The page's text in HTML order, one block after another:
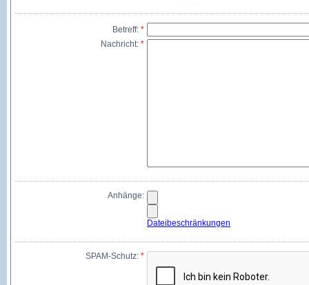
Betreff: *
Nachricht: *
Anhänge:
Dateibeschränkungen
SPAM-Schutz: *